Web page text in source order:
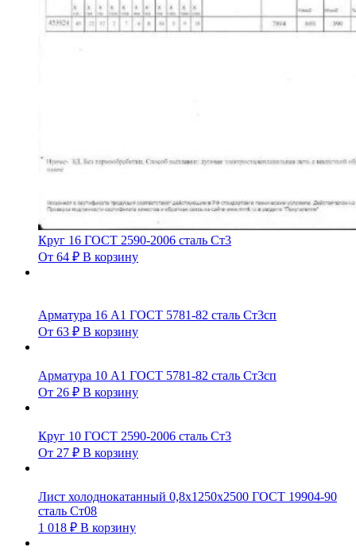
Круг 16 ГОСТ 2590-2006 сталь Ст3
От 64 ₽ В корзину
Арматура 16 А1 ГОСТ 5781-82 сталь Ст3сп
От 63 ₽ В корзину
Арматура 10 А1 ГОСТ 5781-82 сталь Ст3сп
От 26 ₽ В корзину
Круг 10 ГОСТ 2590-2006 сталь Ст3
От 27 ₽ В корзину
Лист холоднокатанный 0,8х1250х2500 ГОСТ 19904-90
сталь Ст08
1 018 ₽ В корзину